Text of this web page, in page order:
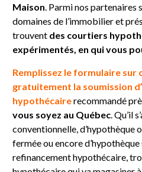
Maison. Parmi nos partenaires
domaines de l’immobilier et
trouvent des courtiers
expérimentés, en qui vous
Remplissez le formulaire sur
gratuitement la soumission
hypothécairerecommandé
vous soyez au Québec. Qu’il
conventionnelle, d’hypothèque
fermée ou encore
refinancement hypothécaire,